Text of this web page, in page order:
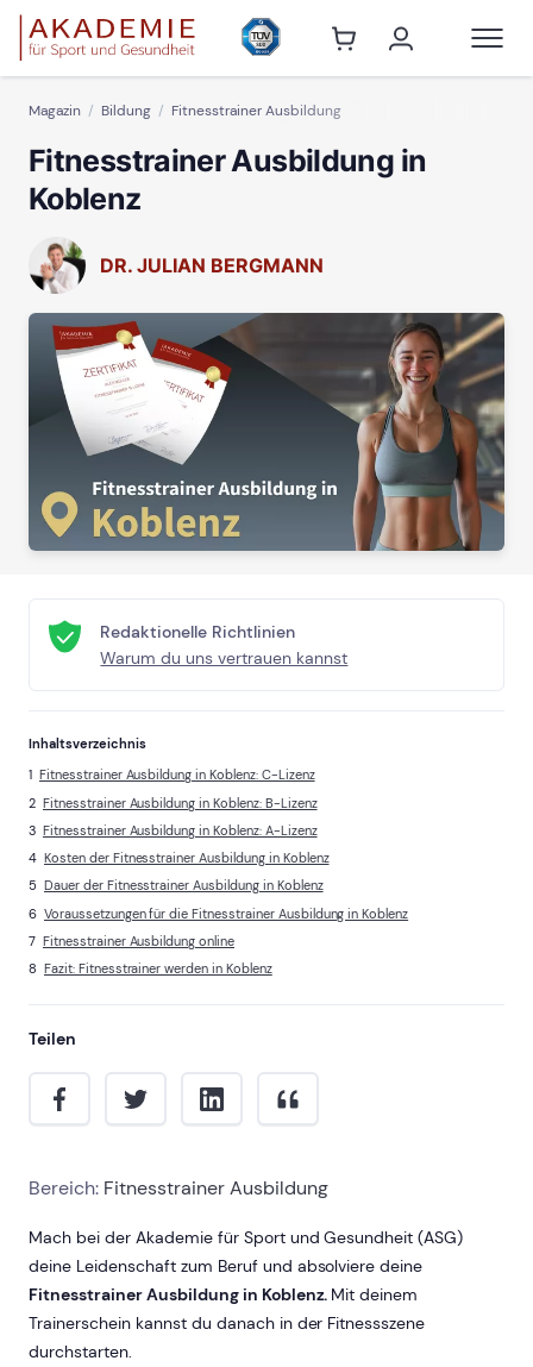
Magazin Bildung Fitnesstrainer Ausbildung
Fitnesstrainer Ausbildung in
Koblenz
DR. JULIAN BERGMANN
Redaktionelle Richtlinien
Warum du uns vertrauen kannst
Inhaltsverzeichnis
Fitnesstrainer Ausbildung in Koblenz: C-Lizenz
Fitnesstrainer Ausbildung in Koblenz: B-Lizenz
Fitnesstrainer Ausbildung in Koblenz: A-Lizenz
Kosten der Fitnesstrainer Ausbildung in Koblenz
Dauer der Fitnesstrainer Ausbildung in Koblenz
Voraussetzungen für die Fitnesstrainer Ausbildung in Koblenz
Fitnesstrainer Ausbildung online
Fazit: Fitnesstrainer werden in Koblenz
Teilen
Bereich: Fitnesstrainer Ausbildung
Mach bei der Akademie für Sport und Gesundheit (ASG)
deine Leidenschaft zum Beruf und absolviere deine
Fitnesstrainer Ausbildung in Koblenz. Mit deinem
Trainerschein kannst du danach in der Fitnessszene
durchstarten.